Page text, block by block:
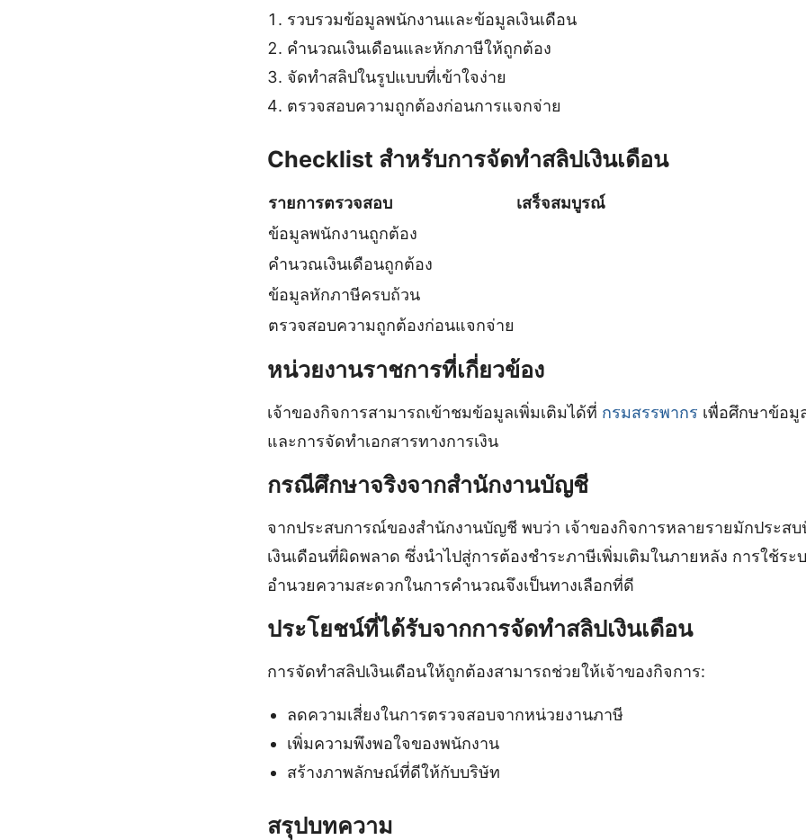
รวบรวมข้อมูลพนักงานและข้อมูลเงินเดือน
คำนวณเงินเดือนและหักภาษีให้ถูกต้อง
จัดทำสลิปในรูปแบบที่เข้าใจง่าย
ตรวจสอบความถูกต้องก่อนการแจกจ่าย
Checklist สำหรับการจัดทำสลิปเงินเดือน
รายการตรวจสอบ
เสร็จสมบูรณ์
ข้อมูลพนักงานถูกต้อง
คำนวณเงินเดือนถูกต้อง
ข้อมูลหักภาษีครบถ้วน
ตรวจสอบความถูกต้องก่อนแจกจ่าย
หน่วยงานราชการที่เกี่ยวข้อง
เจ้าของกิจการสามารถเข้าชมข้อมูลเพิ่มเติมได้ที่ กรมสรรพากร เพื่อศึกษาข้อมู
และการจัดทำเอกสารทางการเงิน
กรณีศึกษาจริงจากสำนักงานบัญชี
จากประสบการณ์ของสำนักงานบัญชี พบว่า เจ้าของกิจการหลายรายมักประส
เงินเดือนที่ผิดพลาด ซึ่งนำไปสู่การต้องชำระภาษีเพิ่มเติมในภายหลัง การใช้ร
อำนวยความสะดวกในการคำนวณจึงเป็นทางเลือกที่ดี
ประโยชน์ที่ได้รับจากการจัดทำสลิปเงินเดือน
การจัดทำสลิปเงินเดือนให้ถูกต้องสามารถช่วยให้เจ้าของกิจการ:
ลดความเสี่ยงในการตรวจสอบจากหน่วยงานภาษี
เพิ่มความพึงพอใจของพนักงาน
สร้างภาพลักษณ์ที่ดีให้กับบริษัท
สรุปบทความ